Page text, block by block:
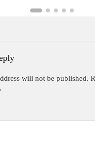
will not be published.